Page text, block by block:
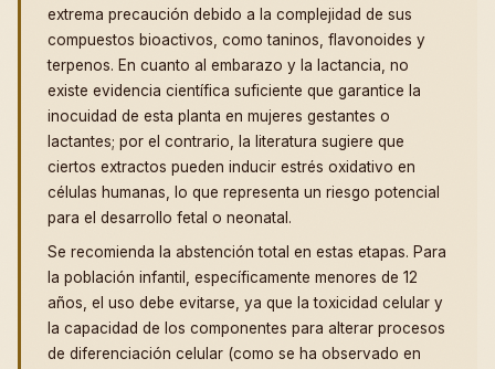
extrema precaución debido a la complejidad de sus
compuestos bioactivos, como taninos, flavonoides y
terpenos. En cuanto al embarazo y la lactancia, no
existe evidencia científica suficiente que garantice la
inocuidad de esta planta en mujeres gestantes o
lactantes; por el contrario, la literatura sugiere que
ciertos extractos pueden inducir estrés oxidativo en
células humanas, lo que representa un riesgo potencial
para el desarrollo fetal o neonatal.
Se recomienda la abstención total en estas etapas. Para
la población infantil, específicamente menores de 12
años, el uso debe evitarse, ya que la toxicidad celular y
la capacidad de los componentes para alterar procesos
de diferenciación celular (como se ha observado en